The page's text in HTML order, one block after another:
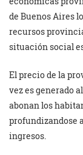
de Buenos Aires
recursos
situación social
El precio de la
vez es generado
abonan los
profundizandose
ingresos.